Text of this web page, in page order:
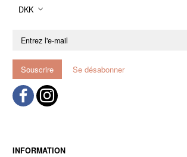
DKK
Souscrire Se désabonner
INFORMATION